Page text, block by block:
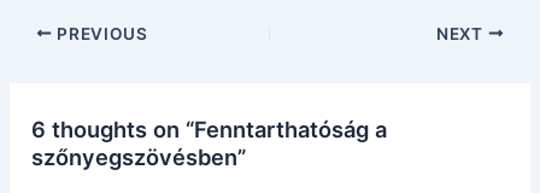
PREVIOUS NEXT
6 thoughts on “Fenntarthatóság a
szőnyegszövésben”